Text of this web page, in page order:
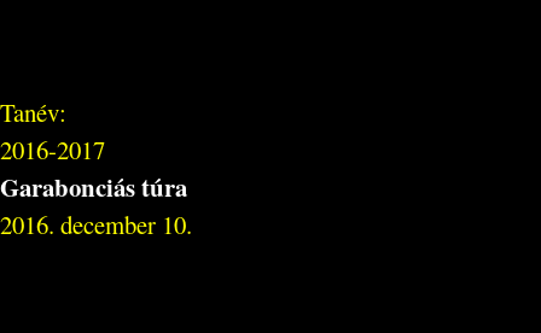
Tanév:
2016-2017
Garabonciás túra
2016. december 10.